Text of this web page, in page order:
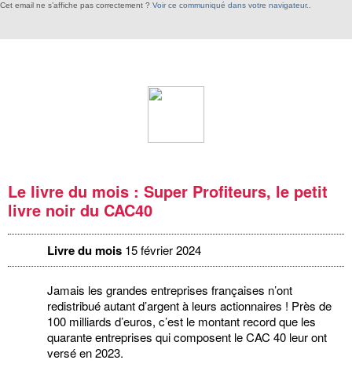
Cet email ne s’affiche pas correctement ? Voir ce communiqué dans votre navigateur.
Le livre du mois : Super Profiteurs, le petit
livre noir du CAC40
Livre du mois 15 février 2024
Jamais les grandes entreprises françaises n’ont
redistribué autant d’argent à leurs actionnaires ! Près de
100 milliards d’euros, c’est le montant record que les
quarante entreprises qui composent le CAC 40 leur ont
versé en 2023.